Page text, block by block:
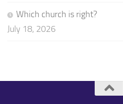
Which church is right?
July 18, 2026